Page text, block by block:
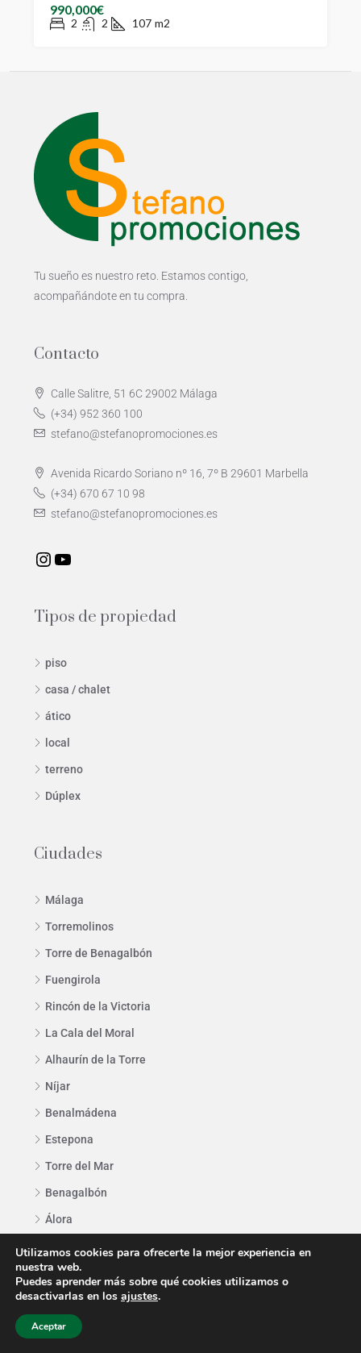
990,000€
2 2 107 m2
Tu sueño es nuestro reto. Estamos contigo,
acompañándote en tu compra.
Contacto
Calle Salitre, 51 6C 29002 Málaga
(+34) 952 360 100
stefano@stefanopromociones.es
Avenida Ricardo Soriano nº 16, 7º B 29601 Marbella
(+34) 670 67 10 98
stefano@stefanopromociones.es
Tipos de propiedad
piso
casa / chalet
ático
local
terreno
Dúplex
Ciudades
Málaga
Torremolinos
Torre de Benagalbón
Fuengirola
Rincón de la Victoria
La Cala del Moral
Alhaurín de la Torre
Níjar
Benalmádena
Estepona
Torre del Mar
Benagalbón
Álora
Casares
Utilizamos cookies para ofrecerte la mejor experiencia en
nuestra web.
Puedes aprender más sobre qué cookies utilizamos o
desactivarlas en los ajustes.
Aceptar